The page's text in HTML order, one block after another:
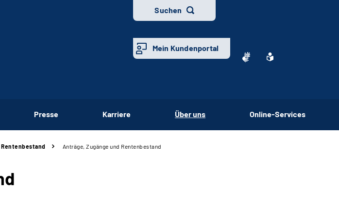
Suchen
Mein Kundenportal
Presse Karriere Über uns Online-Services
Anträge, Zugänge und Rentenbestand